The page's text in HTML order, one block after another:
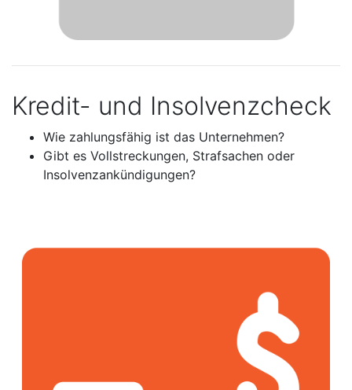
Kredit- und Insolvenzcheck
Wie zahlungsfähig ist das Unternehmen?
Gibt es Vollstreckungen, Strafsachen oder
Insolvenzankündigungen?